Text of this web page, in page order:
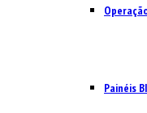
Painéis BI